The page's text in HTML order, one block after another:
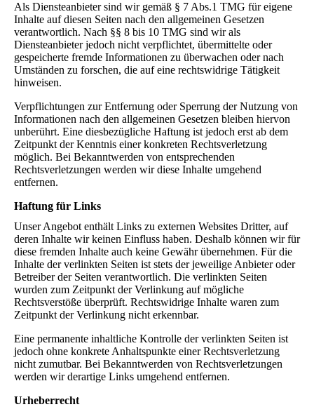
Als Diensteanbieter sind wir gemäß § 7 Abs.1 TMG für eigene
Inhalte auf diesen Seiten nach den allgemeinen Gesetzen
verantwortlich. Nach §§ 8 bis 10 TMG sind wir als
Diensteanbieter jedoch nicht verpflichtet, übermittelte oder
gespeicherte fremde Informationen zu überwachen oder nach
Umständen zu forschen, die auf eine rechtswidrige Tätigkeit
hinweisen.
Verpflichtungen zur Entfernung oder Sperrung der Nutzung von
Informationen nach den allgemeinen Gesetzen bleiben hiervon
unberührt. Eine diesbezügliche Haftung ist jedoch erst ab dem
Zeitpunkt der Kenntnis einer konkreten Rechtsverletzung
möglich. Bei Bekanntwerden von entsprechenden
Rechtsverletzungen werden wir diese Inhalte umgehend
entfernen.
Haftung für Links
Unser Angebot enthält Links zu externen Websites Dritter, auf
deren Inhalte wir keinen Einfluss haben. Deshalb können wir für
diese fremden Inhalte auch keine Gewähr übernehmen. Für die
Inhalte der verlinkten Seiten ist stets der jeweilige Anbieter oder
Betreiber der Seiten verantwortlich. Die verlinkten Seiten
wurden zum Zeitpunkt der Verlinkung auf mögliche
Rechtsverstöße überprüft. Rechtswidrige Inhalte waren zum
Zeitpunkt der Verlinkung nicht erkennbar.
Eine permanente inhaltliche Kontrolle der verlinkten Seiten ist
jedoch ohne konkrete Anhaltspunkte einer Rechtsverletzung
nicht zumutbar. Bei Bekanntwerden von Rechtsverletzungen
werden wir derartige Links umgehend entfernen.
Urheberrecht